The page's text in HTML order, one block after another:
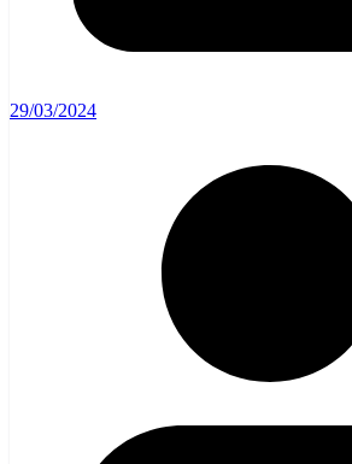
29/03/2024